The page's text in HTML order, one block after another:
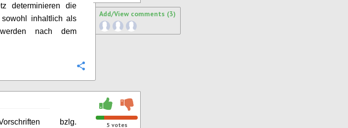
determinieren die
sowohl inhaltlich als
nach dem
Add/View comments (3)
bzlg. 5 votes